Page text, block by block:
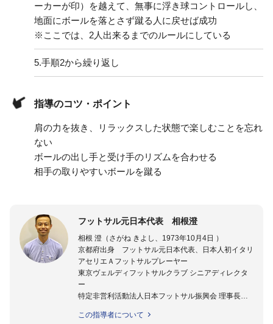
ーカーが印）を越えて、無事に浮き球コントロールし、
地面にボールを落とさず蹴る人に戻せば成功
※ここでは、2人出来るまでのルールにしている
5.手順2から繰り返し
指導のコツ・ポイント
肩の力を抜き、リラックスした状態で楽しむことを忘れ
ない
ボールの出し手と受け手のリズムを合わせる
相手の取りやすいボールを蹴る
フットサル元日本代表 相根澄
相根 澄（さがね きよし、1973年10月4日 ）
京都府出身 フットサル元日本代表、日本人初イタリ
アセリエＡフットサルプレーヤー
東京ヴェルディフットサルクラブ シニアディレクタ
ー
特定非営利活動法人日本フットサル振興会 理事長
2008年- 2009年 フットサル日本代表テクニカルスタ
この指導者について